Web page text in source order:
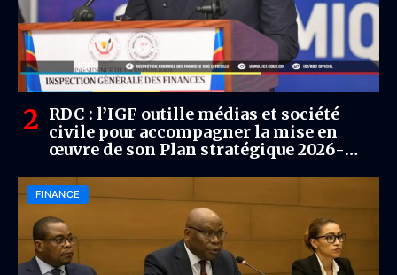
RDC : l’IGF outille médias et société
civile pour accompagner la mise en
œuvre de son Plan stratégique 2026-
FINANCE